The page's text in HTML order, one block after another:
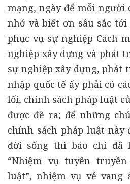
mạng, ngày để mỗi người
nhớ và biết ơn sâu sắc
phục vụ sự nghiệp Cách
nghiệp xây dựng và phát
sự nghiệp xây dựng, phát
nhập quốc tế ấy phải có
lối, chính sách pháp luật
được đề ra; để những
chính sách pháp luật này
đời sống thì báo chí đã
“Nhiệm vụ tuyên
luật”, nhiệm vụ vẻ vang